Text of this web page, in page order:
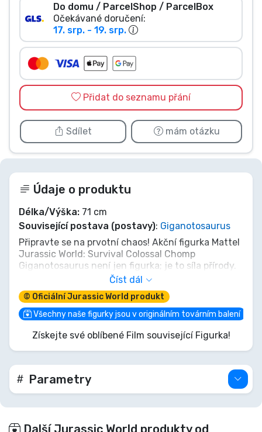
Do domu / ParcelShop / ParcelBox
Očekávané doručení:
17. srp. - 19. srp.
Přidat do seznamu přání
Sdílet mám otázku
Údaje o produktu
Délka/Výška: 71 cm
Související postava (postavy): Giganotosaurus
Připravte se na prvotní chaos! Akční figurka Mattel
Jurassic World: Survival Colossal Chomp
Giganotosaurus není jen figurka; je to síla přírody.
Tento 71 cm titán, se svým děsivým kousnutím a
impozantní přítomností, je připraven dominovat
vaší sbírce. Ciťte, jak se země třese, když vypustíte
nejvyššího predátora. Jen nepřežijte – podmaňte
si s tímto neuvěřitelným Giganotosaurusem!
Číst dál
© Oficiální Jurassic World produkt
Všechny naše figurky jsou v originálním továrním balení
Získejte své oblíbené Film související Figurka!
Parametry
Další Jurassic World produkty od